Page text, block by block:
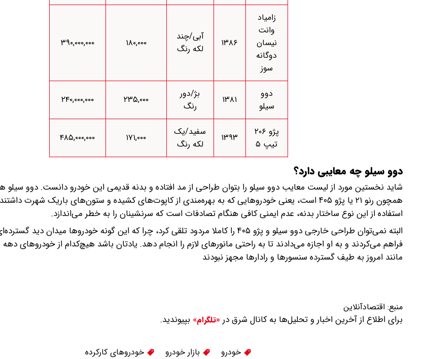
زامیاد
وانت
نیسان
دوگانه
سوز
۱۳۸۶
آبی/چند
لکه رنگ
۱۸۰,۰۰۰ ۳۹۰,۰۰۰,۰۰۰
دوو
سیلو
۱۳۸۱
بژ/دور
رنگ
۲۳۵,۰۰۰ ۲۴۰,۰۰۰,۰۰۰
پژو ۲۰۶
تیپ ۵
۱۳۹۳
سفید/یک
لکه رنگ
۱۷۱,۰۰۰ ۴۸۵,۰۰۰,۰۰۰
دوو سیلو چه معایبی دارد؟
شاید نخستین مورد از لیست معایب دوو سیلو را بتوان طراحی از مد افتاده و بدنه قدیمی این خودرو دانست. دوو
همچون رنو ۲۱ یا پژو ۴۰۵ است، یعنی خودروهایی که به بهره‌مندی از کاپوت‌های کشیده و ستون‌های باریک شهرت
استفاده از این نوع ساختار بدنه، عدم ایمنی کافی هنگام تصادفات است که سرنشینان را به خطر می‌اندازد.
البته نمی‌توان طراحی خارجی دوو سیلو و پژو ۴۰۵ را کاملا مردود تلقی کرد، چرا که این گونه خودروها میدان دید
فراهم می‌کردند و به او اجازه می‌دادند تا به راحتی مانورهای لازم را انجام دهد. یادتان باشد هیچ‌کدام از خودروهای
مانند امروز به طیف گسترده سنسورها و رادارها مجهز نبودند
منبع: اقتصادآنلاین
برای اطلاع از آخرین اخبار و تحلیل‌ها به کانال شرق در «تلگرام» بپیوندید.
خودرو بازار خودرو خودروهای کارکرده